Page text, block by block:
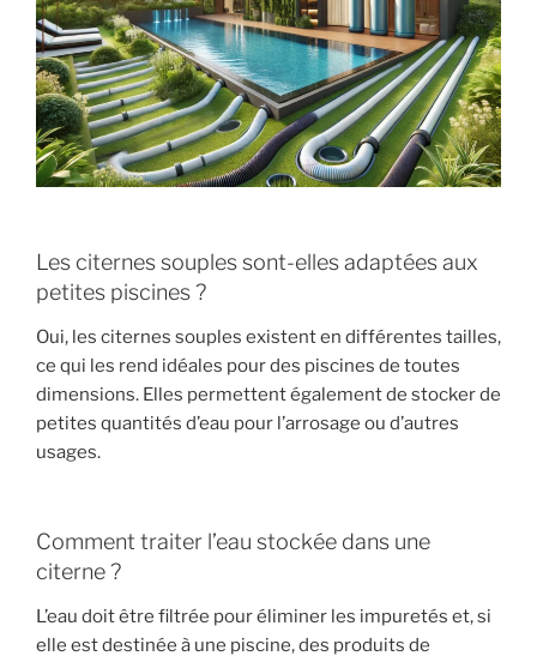
Les citernes souples sont-elles adaptées aux
petites piscines ?
Oui, les citernes souples existent en différentes tailles,
ce qui les rend idéales pour des piscines de toutes
dimensions. Elles permettent également de stocker de
petites quantités d’eau pour l’arrosage ou d’autres
usages.
Comment traiter l’eau stockée dans une
citerne ?
L’eau doit être filtrée pour éliminer les impuretés et, si
elle est destinée à une piscine, des produits de